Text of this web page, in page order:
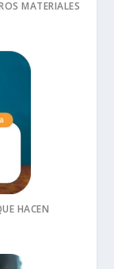
MATERIALES
HACEN